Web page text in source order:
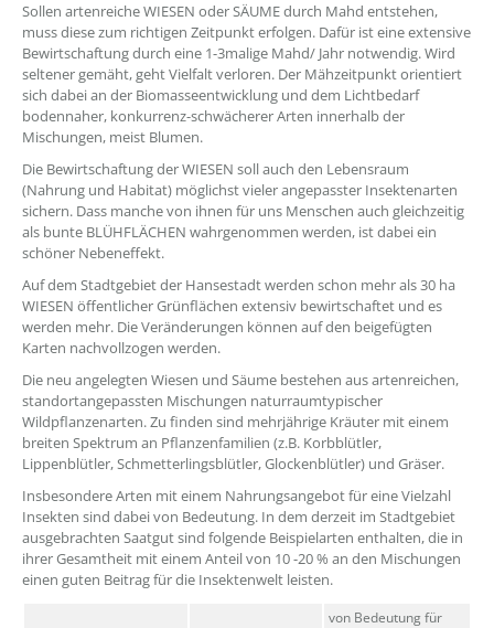
Sollen artenreiche WIESEN oder SÄUME durch Mahd entstehen,
muss diese zum richtigen Zeitpunkt erfolgen. Dafür ist eine extensive
Bewirtschaftung durch eine 1-3malige Mahd/ Jahr notwendig. Wird
seltener gemäht, geht Vielfalt verloren. Der Mähzeitpunkt orientiert
sich dabei an der Biomasseentwicklung und dem Lichtbedarf
bodennaher, konkurrenz-schwächerer Arten innerhalb der
Mischungen, meist Blumen.
Die Bewirtschaftung der WIESEN soll auch den Lebensraum
(Nahrung und Habitat) möglichst vieler angepasster Insektenarten
sichern. Dass manche von ihnen für uns Menschen auch gleichzeitig
als bunte BLÜHFLÄCHEN wahrgenommen werden, ist dabei ein
schöner Nebeneffekt.
Auf dem Stadtgebiet der Hansestadt werden schon mehr als 30 ha
WIESEN öffentlicher Grünflächen extensiv bewirtschaftet und es
werden mehr. Die Veränderungen können auf den beigefügten
Karten nachvollzogen werden.
Die neu angelegten Wiesen und Säume bestehen aus artenreichen,
standortangepassten Mischungen naturraumtypischer
Wildpflanzenarten. Zu finden sind mehrjährige Kräuter mit einem
breiten Spektrum an Pflanzenfamilien (z.B. Korbblütler,
Lippenblütler, Schmetterlingsblütler, Glockenblütler) und Gräser.
Insbesondere Arten mit einem Nahrungsangebot für eine Vielzahl
Insekten sind dabei von Bedeutung. In dem derzeit im Stadtgebiet
ausgebrachten Saatgut sind folgende Beispielarten enthalten, die in
ihrer Gesamtheit mit einem Anteil von 10 -20 % an den Mischungen
einen guten Beitrag für die Insektenwelt leisten.
von Bedeutung für